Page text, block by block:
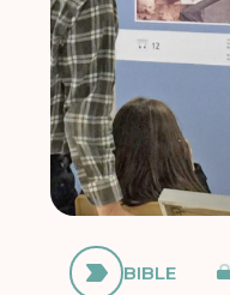
BIBLE